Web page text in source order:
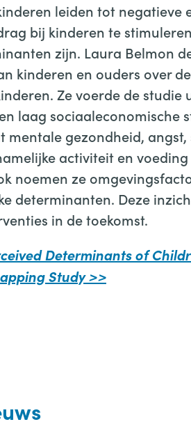
leiden tot negatieve
bij kinderen te
zijn. Laura Belmon
kinderen en ouders over
Ze voerde de studie
laag sociaaleconomische
mentale gezondheid,
activiteit en
noemen ze
determinanten. Deze
in de toekomst.
Determinants of
Study >>